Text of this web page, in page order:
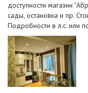
доступности магазин
сады, остановка и пр.
Подробности в л.с. или